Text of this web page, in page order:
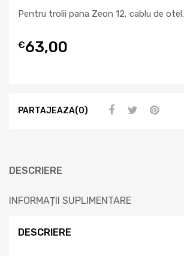
Pentru trolii pana Zeon 12, cablu de otel.
€63,00
PARTAJEAZA(0)
DESCRIERE
INFORMAȚII SUPLIMENTARE
DESCRIERE